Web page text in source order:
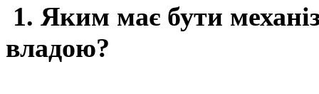
1. Яким має бути
владою?